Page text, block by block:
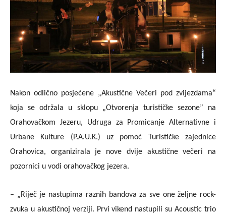
Nakon odlično posjećene „Akustične Večeri pod zvijezdama“
koja se održala u sklopu „Otvorenja turističke sezone” na
Orahovačkom Jezeru, Udruga za Promicanje Alternativne i
Urbane Kulture (P.A.U.K.) uz pomoć Turističke zajednice
Orahovica, organizirala je nove dvije akustične večeri na
pozornici u vodi orahovačkog jezera.
– „Riječ je nastupima raznih bandova za sve one željne rock-
zvuka u akustičnoj verziji. Prvi vikend nastupili su Acoustic trio